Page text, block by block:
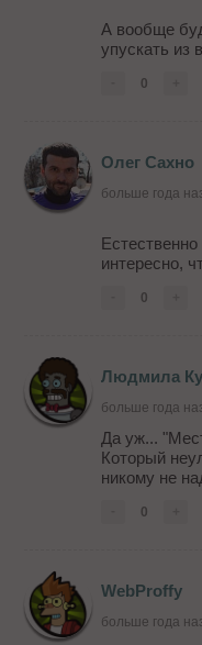
А вообще
упускать из
0
Олег Сахно
больше года
интересно,
0
Людмила
больше года
Да уж...
Который
никому не
0
WebProffy
больше года